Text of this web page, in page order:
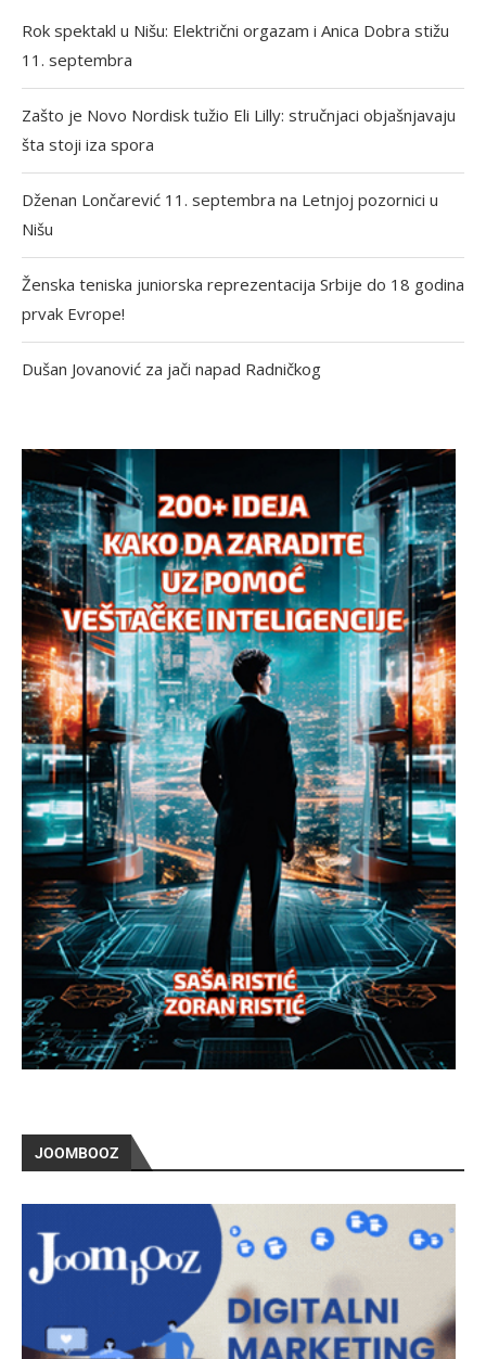
Rok spektakl u Nišu: Električni orgazam i Anica Dobra stižu
11. septembra
Zašto je Novo Nordisk tužio Eli Lilly: stručnjaci objašnjavaju
šta stoji iza spora
Dženan Lončarević 11. septembra na Letnjoj pozornici u
Nišu
Ženska teniska juniorska reprezentacija Srbije do 18 godina
prvak Evrope!
Dušan Jovanović za jači napad Radničkog
JOOMBOOZ